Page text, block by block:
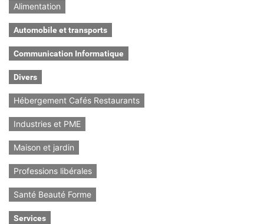
Alimentation
Automobile et transports
Communication Informatique
Divers
Hébergement Cafés Restaurants
Industries et PME
Maison et jardin
Professions libérales
Santé Beauté Forme
Services